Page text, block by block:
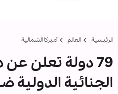
الرئيسية العالم أمیركا الشمالية
79 دولة تعلن
الجنائية الدولية